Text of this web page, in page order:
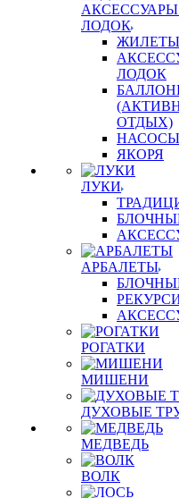
ЛОДОК
ЖИЛЕТЫ
ЛОДОК
ОТДЫХ)
НАСОСЫ
ЯКОРЯ
ЛУКИ
АРБАЛЕТЫ
РОГАТКИ
МИШЕНИ
ДУХОВЫЕ
МЕДВЕДЬ
ВОЛК